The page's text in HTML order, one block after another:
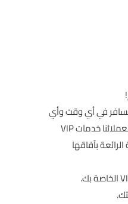
تسافر في أي وقت وأي
مكان وفي أي يوم. نحن نقدم لعملائنا خدمات VIP
بآفاقها
يرجى الاتصال بنا لحجز رحلة الVIP الخاصة بك.